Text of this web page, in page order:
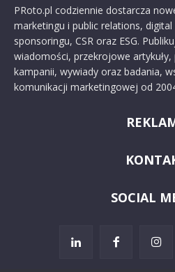
PRoto.pl codziennie dostarcza
marketingu i public relations,
sponsoringu, CSR oraz ESG.
wiadomości, przekrojowe artykuły,
kampanii, wywiady oraz badania,
komunikacji marketingowej od
SOCIAL